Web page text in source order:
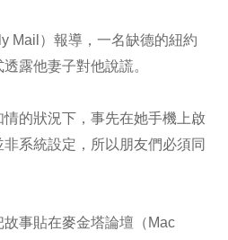
Mail）報導，一名缺德的紐約
露他妻子對他說謊。
的狀況下，事先在她手機上啟
系統設定，所以朋友們必須同
事貼在麥金塔論壇（Mac